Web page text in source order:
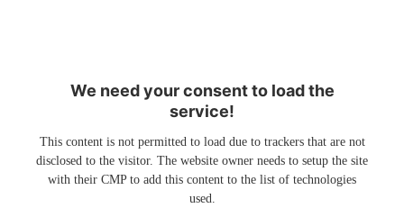
We need your consent to load the
service!
This content is not permitted to load due to trackers that are not
disclosed to the visitor. The website owner needs to setup the site
with their CMP to add this content to the list of technologies
used.